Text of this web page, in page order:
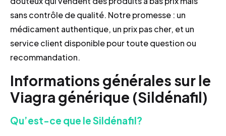
sans contrôle de qualité. Notre promesse : un
médicament authentique, un prix pas cher, et un
service client disponible pour toute question ou
recommandation.
Informations générales sur le
Viagra générique (Sildénafil)
Qu’est-ce que le Sildénafil?